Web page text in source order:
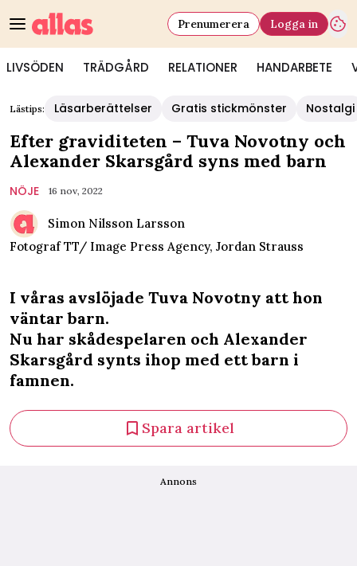
LIVSÖDEN TRÄDGÅRD RELATIONER HANDARBETE
Prenumerera Logga in
Lästips: Läsarberättelser Gratis stickmönster Nostalgi
Efter graviditeten – Tuva Novotny och
Alexander Skarsgård syns med barn
NÖJE 16 nov, 2022
Simon Nilsson Larsson
Fotograf TT/ Image Press Agency, Jordan Strauss
I våras avslöjade Tuva Novotny att hon
väntar barn.
Nu har skådespelaren och Alexander
Skarsgård synts ihop med ett barn i
famnen.
Spara artikel
Annons